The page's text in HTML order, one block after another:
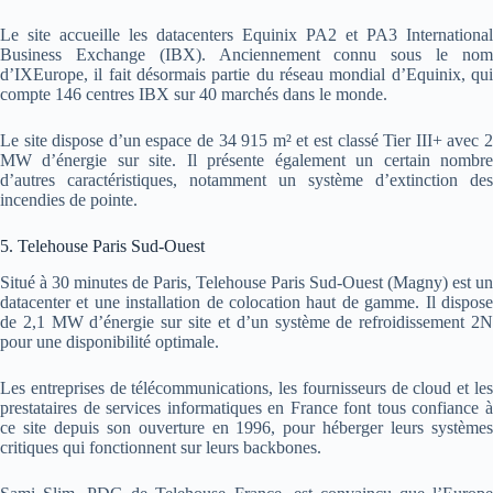
Le site accueille les datacenters Equinix PA2 et PA3 International
Business Exchange (IBX). Anciennement connu sous le nom
d’IXEurope, il fait désormais partie du réseau mondial d’Equinix, qui
compte 146 centres IBX sur 40 marchés dans le monde.
Le site dispose d’un espace de 34 915 m² et est classé Tier III+ avec 2
MW d’énergie sur site. Il présente également un certain nombre
d’autres caractéristiques, notamment un système d’extinction des
incendies de pointe.
5. Telehouse Paris Sud-Ouest
Situé à 30 minutes de Paris, Telehouse Paris Sud-Ouest (Magny) est un
datacenter et une installation de colocation haut de gamme. Il dispose
de 2,1 MW d’énergie sur site et d’un système de refroidissement 2N
pour une disponibilité optimale.
Les entreprises de télécommunications, les fournisseurs de cloud et les
prestataires de services informatiques en France font tous confiance à
ce site depuis son ouverture en 1996, pour héberger leurs systèmes
critiques qui fonctionnent sur leurs backbones.